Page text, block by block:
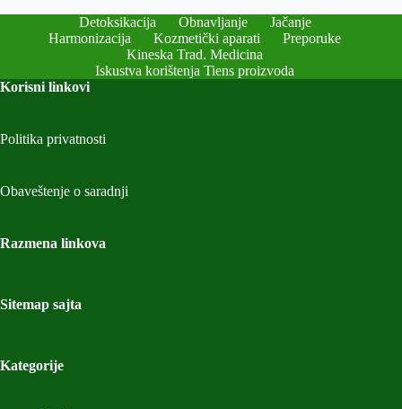
Detoksikacija Obnavljanje
Jačanje
Harmonizacija
Kozmetički aparati
Preporuke
Kineska Trad. Medicina
Iskustva korištenja Tiens proizvoda
Korisni linkovi
Politika privatnosti
Obaveštenje o saradnji
Razmena linkova
Sitemap sajta
Kategorije